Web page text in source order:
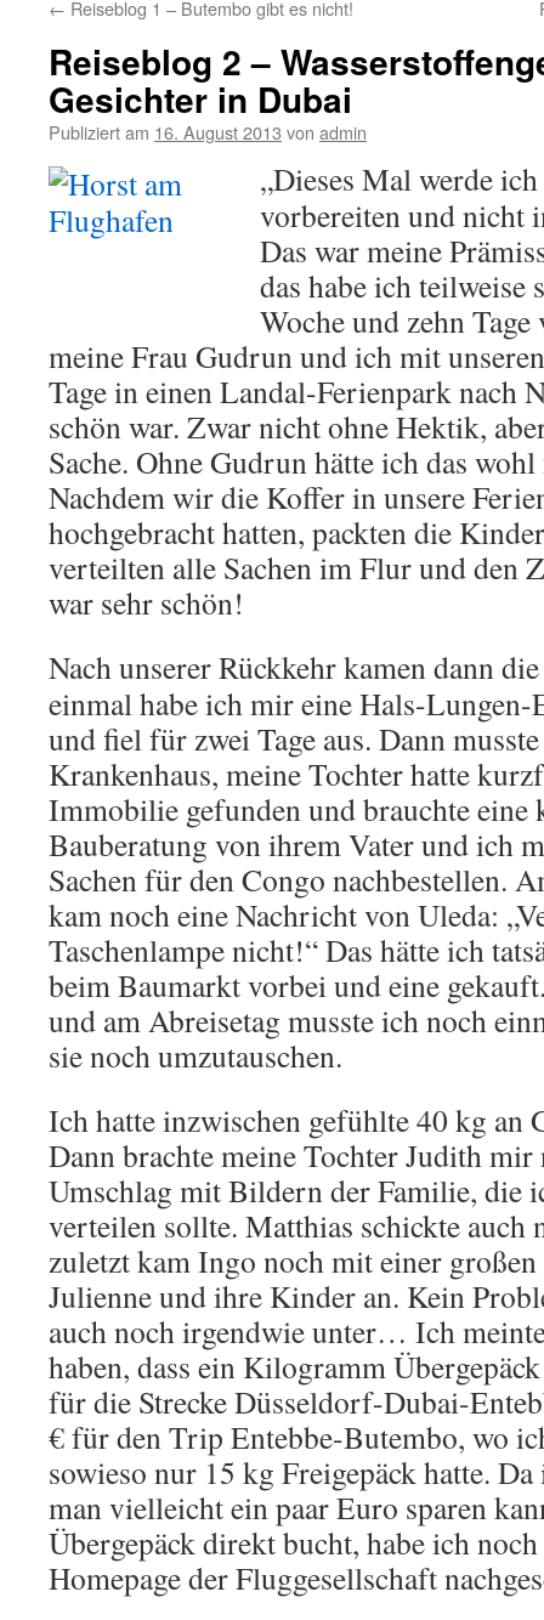
← Reiseblog 1 – Butembo gibt es nicht!
Reiseblog 2 –
Gesichter in Dubai
Publiziert am 16. August 2013 von admin
„Dieses Mal werde
vorbereiten und nicht
Das war meine
das habe ich teilweise
Woche und zehn
meine Frau Gudrun und ich mit
Tage in einen Landal-Ferienpark nach
schön war. Zwar nicht ohne Hektik,
Sache. Ohne Gudrun hätte ich das
Nachdem wir die Koffer in unsere
hochgebracht hatten, packten die
verteilten alle Sachen im Flur und
war sehr schön!
Nach unserer Rückkehr kamen dann
einmal habe ich mir eine Hals-Lungen-
und fiel für zwei Tage aus. Dann
Krankenhaus, meine Tochter hatte
Immobilie gefunden und brauchte eine
Bauberatung von ihrem Vater und ich
Sachen für den Congo nachbestellen.
kam noch eine Nachricht von Uleda:
Taschenlampe nicht!“ Das hätte ich
beim Baumarkt vorbei und eine
und am Abreisetag musste ich noch
sie noch umzutauschen.
Ich hatte inzwischen gefühlte 40 kg an
Dann brachte meine Tochter Judith mir
Umschlag mit Bildern der Familie, die
verteilen sollte. Matthias schickte auch
zuletzt kam Ingo noch mit einer
Julienne und ihre Kinder an. Kein
auch noch irgendwie unter… Ich
haben, dass ein Kilogramm
für die Strecke Düsseldorf-Dubai-
€ für den Trip Entebbe-Butembo, wo
sowieso nur 15 kg Freigepäck hatte.
man vielleicht ein paar Euro sparen
Übergepäck direkt bucht, habe ich
Homepage der Fluggesellschaft